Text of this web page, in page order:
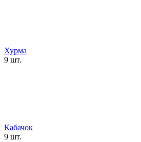
Хурма
9 шт.
Кабачок
9 шт.